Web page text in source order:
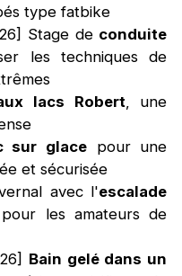
type fatbike
Stage de conduite
les techniques de
lacs Robert , une
sur glacepour une
et sécurisée
avec l'escalade
pour les amateurs de
Bain gelé dans un